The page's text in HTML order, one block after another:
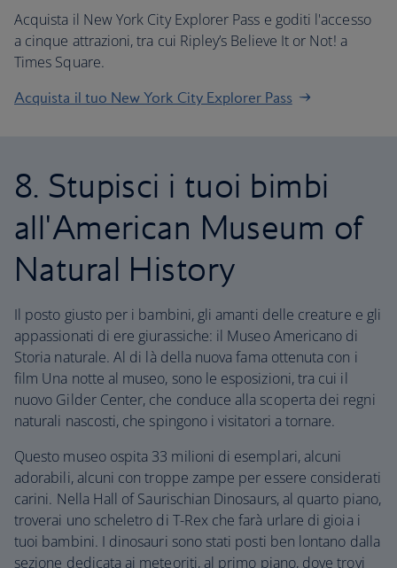
Acquista il New York City Explorer Pass e goditi l'accesso
a cinque attrazioni, tra cui Ripley’s Believe It or Not! a
Times Square.
Acquista il tuo New York City Explorer Pass
8. Stupisci i tuoi bimbi
all'American Museum of
Natural History
Il posto giusto per i bambini, gli amanti delle creature e gli
appassionati di ere giurassiche: il Museo Americano di
Storia naturale. Al di là della nuova fama ottenuta con i
film Una notte al museo, sono le esposizioni, tra cui il
nuovo Gilder Center, che conduce alla scoperta dei regni
naturali nascosti, che spingono i visitatori a tornare.
Questo museo ospita 33 milioni di esemplari, alcuni
adorabili, alcuni con troppe zampe per essere considerati
carini. Nella Hall of Saurischian Dinosaurs, al quarto piano,
troverai uno scheletro di T-Rex che farà urlare di gioia i
tuoi bambini. I dinosauri sono stati posti ben lontano dalla
sezione dedicata ai meteoriti, al primo piano, dove trovi